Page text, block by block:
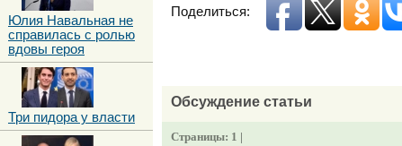
Поделиться:
Обсуждение статьи
Страницы: 1 |
Юлия Навальная не
справилась с ролью
вдовы героя
Три пидора у власти